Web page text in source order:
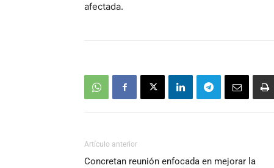
afectada.
Artículo anterior
Concretan reunión enfocada en mejorar la